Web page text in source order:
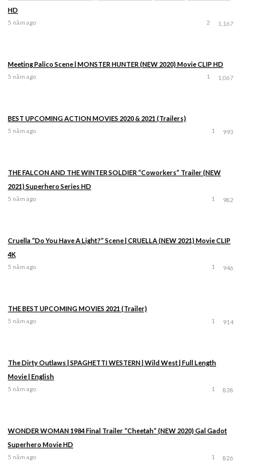
HD
5 năm ago 1,167
2
Meeting Palico Scene | MONSTER HUNTER (NEW 2020) Movie CLIP HD
5 năm ago 1,067
1
BEST UPCOMING ACTION MOVIES 2020 & 2021 (Trailers)
5 năm ago 993
1
THE FALCON AND THE WINTER SOLDIER “Coworkers” Trailer (NEW
2021) Superhero Series HD
5 năm ago 982
1
Cruella “Do You Have A Light?” Scene | CRUELLA (NEW 2021) Movie CLIP
4K
5 năm ago 946
1
THE BEST UPCOMING MOVIES 2021 (Trailer)
5 năm ago 914
1
The Dirty Outlaws | SPAGHETTI WESTERN | Wild West | Full Length
Movie | English
5 năm ago 838
1
WONDER WOMAN 1984 Final Trailer “Cheetah” (NEW 2020) Gal Gadot
Superhero Movie HD
5 năm ago 826
1